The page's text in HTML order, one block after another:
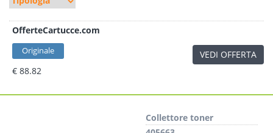
OfferteCartucce.com
Originale
€ 88.82
VEDI OFFERTA
Collettore toner